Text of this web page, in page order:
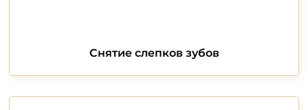
Снятие слепков зубов